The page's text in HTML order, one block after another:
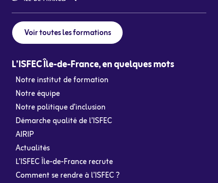
Voir toutes les formations
L’ISFEC Île-de-France, en quelques mots
Notre institut de formation
Notre équipe
Notre politique d’inclusion
Démarche qualité de l’ISFEC
AIRIP
Actualités
L’ISFEC Île-de-France recrute
Comment se rendre à l’ISFEC ?